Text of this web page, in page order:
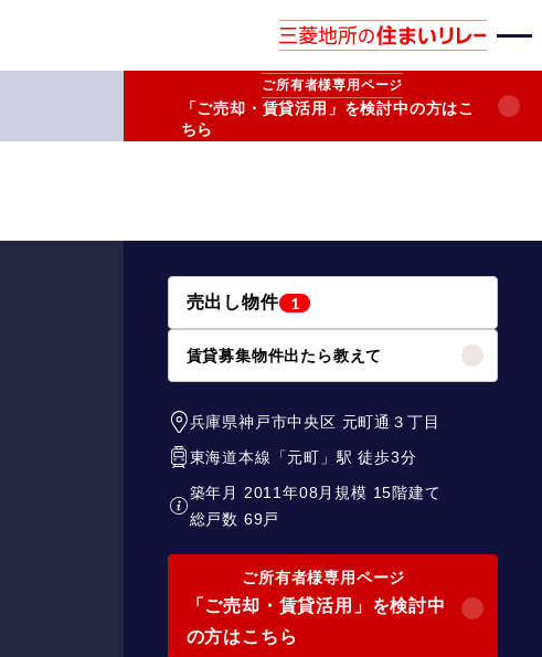
ご所有者様専用ページ
「ご売却・賃貸活用」を検討中の方はこ
ちら
売出し物件 1
賃貸募集物件出たら教えて
兵庫県神戸市中央区 元町通３丁目
東海道本線 「元町 」駅 徒歩3分
築年月 2011年08月規模 15階建て
総戸数 69戸
ご所有者様専用ページ
「ご売却・賃貸活用」を検討中
の方はこちら